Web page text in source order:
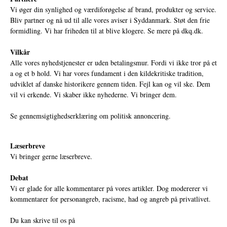
Vi øger din synlighed og værdiforøgelse af brand, produkter og service.
Bliv partner og nå ud til alle vores aviser i Syddanmark. Støt den frie
formidling. Vi har friheden til at blive klogere. Se mere på dkq.dk.
Vilkår
Alle vores nyhedstjenester er uden betalingsmur. Fordi vi ikke tror på et
a og et b hold. Vi har vores fundament i den kildekritiske tradition,
udviklet af danske historikere gennem tiden. Fejl kan og vil ske. Dem
vil vi erkende. Vi skaber ikke nyhederne. Vi bringer dem.
Se gennemsigtighedserklæring om politisk annoncering.
Læserbreve
Vi bringer gerne læserbreve.
Debat
Vi er glade for alle kommentarer på vores artikler. Dog modererer vi
kommentarer for personangreb, racisme, had og angreb på privatlivet.
Du kan skrive til os på